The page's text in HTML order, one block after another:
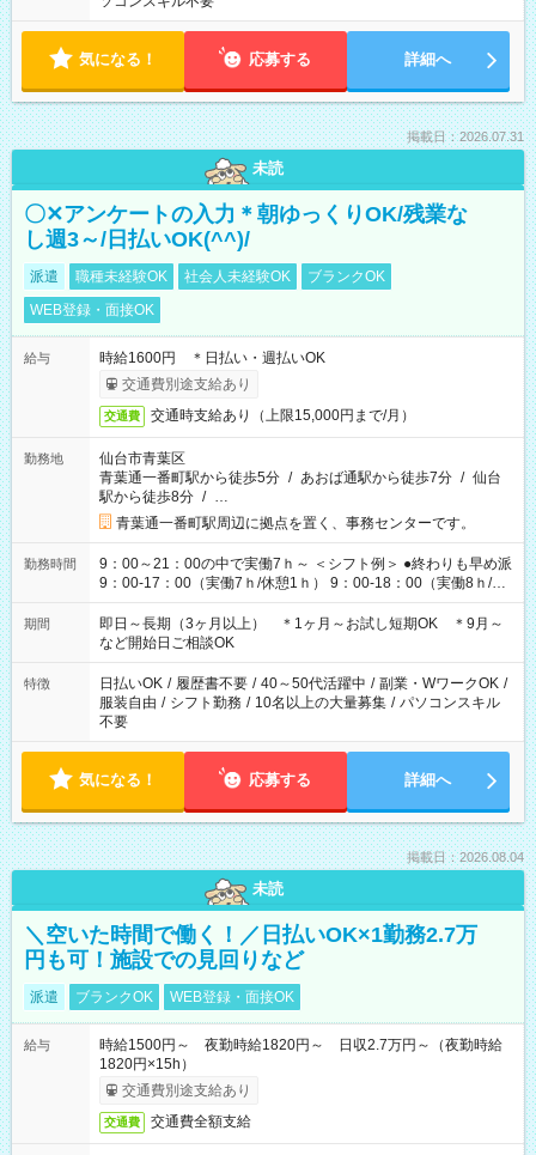
気になる！ 応募する 詳細へ
掲載日：2026.07.31
未読
〇✕アンケートの入力＊朝ゆっくりOK/残業な
し週3～/日払いOK(^^)/
派遣 職種未経験OK 社会人未経験OK
ブランクOK
WEB登録・面接OK
給与
時給1600円 ＊日払い・週払いOK
交通費別途支給あり
交通費 交通時支給あり（上限15,000円まで/月）
勤務地
仙台市青葉区
青葉通一番町駅から徒歩5分 / あおば通駅から徒歩7分 / 仙台
駅から徒歩8分 / …
青葉通一番町駅周辺に拠点を置く、事務センターです。
勤務時間
9：00～21：00の中で実働7ｈ～ ＜シフト例＞ ●終わりも早め派
9：00-17：00（実働7ｈ/休憩1ｈ） 9：00-18：00（実働8ｈ/休
憩1ｈ） 10：00-19：00（実働8ｈ/休憩1ｈ） ●朝ゆっくり派
11：00-20：00（実働8ｈ/休憩1ｈ） 12：00-20：00（実働7ｈ/
休憩1ｈ） 12：00-21：00（実働8ｈ/休憩1ｈ） 13：00-22：
00（実働8ｈ/休憩1ｈ） ＊時間帯固定OK
期間
即日～長期（3ヶ月以上） ＊1ヶ月～お試し短期OK ＊9月～
など開始日ご相談OK
特徴 日払いOK / 履歴書不要 / 40～50代活躍中 / 副業・WワークOK /
服装自由 / シフト勤務 / 10名以上の大量募集 / パソコンスキル
不要
気になる！ 応募する 詳細へ
掲載日：2026.08.04
未読
＼空いた時間で働く！／日払いOK×1勤務2.7万
円も可！施設での見回りなど
派遣 ブランクOK WEB登録・面接OK
給与
時給1500円～ 夜勤時給1820円～ 日収2.7万円～（夜勤時給
1820円×15h）
交通費別途支給あり
交通費 交通費全額支給